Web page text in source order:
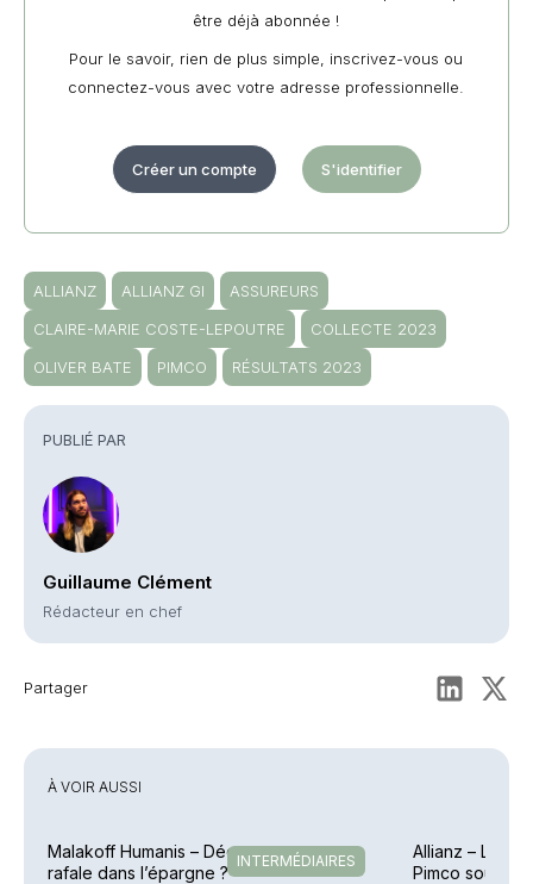
PUBLIÉ PAR
Guillaume Clément
Rédacteur en chef
Partager
être déjà abonnée !
Pour le savoir, rien de plus simple, inscrivez-vous ou
connectez-vous avec votre adresse professionnelle.
Créer un compte S'identifier
ALLIANZ ALLIANZ GI
ASSUREURS
CLAIRE-MARIE COSTE-LEPOUTRE
COLLECTE 2023
OLIVER BATE
PIMCO RÉSULTATS 2023
À VOIR AUSSI
INTERMÉDIAIRES
Malakoff Humanis – Déconvenues en
rafale dans l’épargne ?
Allianz – La
Pimco souffle